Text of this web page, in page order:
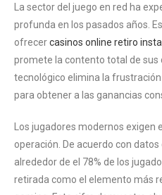
La sector del juego en red ha
profunda en los pasados años.
ofrecercasinos online retiro
promete la contento total de sus
tecnológico elimina la
para obtener a las ganancias
Los jugadores modernos
operación. De acuerdo con
alrededor de el 78% de los
retirada como el elemento más